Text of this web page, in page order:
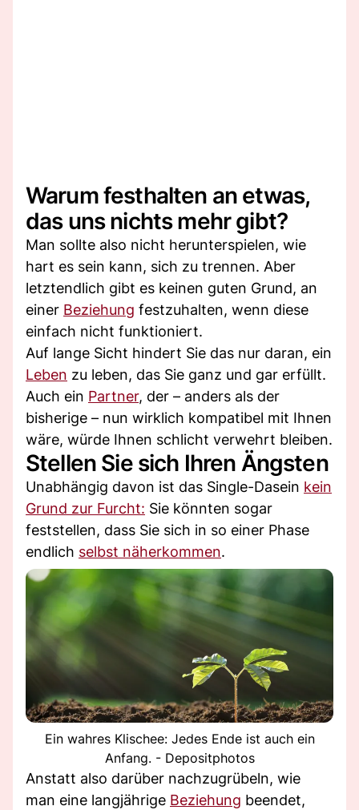
Warum festhalten an etwas,
das uns nichts mehr gibt?
Man sollte also nicht herunterspielen, wie
hart es sein kann, sich zu trennen. Aber
letztendlich gibt es keinen guten Grund, an
einer Beziehung festzuhalten, wenn diese
einfach nicht funktioniert.
Auf lange Sicht hindert Sie das nur daran, ein
Leben zu leben, das Sie ganz und gar erfüllt.
Auch ein Partner, der – anders als der
bisherige – nun wirklich kompatibel mit Ihnen
wäre, würde Ihnen schlicht verwehrt bleiben.
Stellen Sie sich Ihren Ängsten
Unabhängig davon ist das Single-Dasein kein
Grund zur Furcht: Sie könnten sogar
feststellen, dass Sie sich in so einer Phase
endlich selbst näherkommen.
Ein wahres Klischee: Jedes Ende ist auch ein
Anfang. - Depositphotos
Anstatt also darüber nachzugrübeln, wie
man eine langjährige Beziehung beendet,